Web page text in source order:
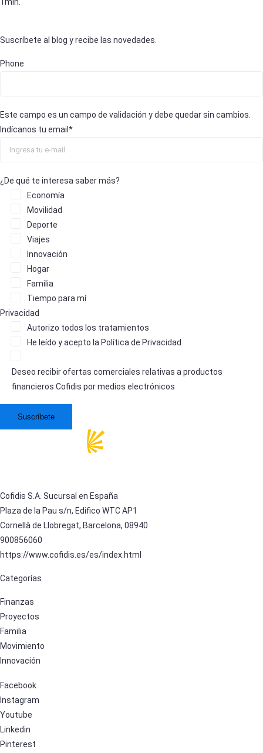
Suscríbete al blog y recibe las novedades.
Phone
Este campo es un campo de validación y debe quedar sin cambios.
Indícanos tu email *
¿De qué te interesa saber más?
Economía
Movilidad
Deporte
Viajes
Innovación
Hogar
Familia
Tiempo para mí
Privacidad
Autorizo todos los tratamientos
He leído y acepto la Política de Privacidad
Deseo recibir ofertas comerciales relativas a productos
financieros Cofidis por medios electrónicos
Cofidis S.A. Sucursal en España
Plaza de la Pau s/n, Edifico WTC AP1
Cornellà de Llobregat, Barcelona, 08940
900856060
https://www.cofidis.es/es/index.html
Categorías
Finanzas
Proyectos
Familia
Movimiento
Innovación
Facebook
Instagram
Youtube
Linkedin
Pinterest